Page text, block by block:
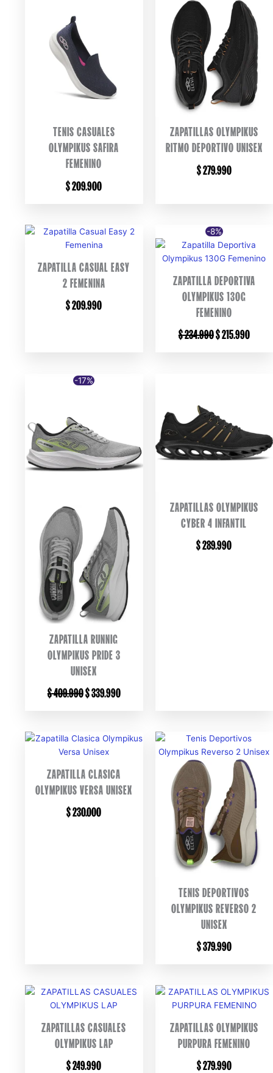
TENIS CASUALES
OLYMPIKUS SAFIRA
FEMENINO
$209.900
ZAPATILLAS OLYMPIKUS
RITMO DEPORTIVO UNISEX
$279.990
ZAPATILLA CASUAL EASY
2 FEMENINA
$209.990
-8%
ZAPATILLA DEPORTIVA
OLYMPIKUS 130G
FEMENINO
$234.990ORIGINAL
$215.990
-17%
ZAPATILLA RUNNIG
OLYMPIKUS PRIDE 3
UNISEX
$409.990ORIGINAL
$ 409.990.
$339.990CURRENT
$ 339.990.
ZAPATILLAS OLYMPIKUS
CYBER 4 INFANTIL
$289.990
ZAPATILLA CLASICA
OLYMPIKUS VERSA UNISEX
$230.000
TENIS DEPORTIVOS
OLYMPIKUS REVERSO 2
UNISEX
$379.990
ZAPATILLAS CASUALES
OLYMPIKUS LAP
$249.990
ZAPATILLAS OLYMPIKUS
PURPURA FEMENINO
$279.990